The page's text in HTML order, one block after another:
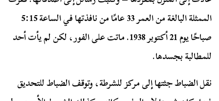
الممثلة البالغة من العمر 33 عامًا من نافذتها في الساعة 5:15
صباحًا يوم 21 أكتوبر 1938. ماتت على الفور، لكن لم يأت أحد
للمطالبة بجسدها.
نقل الضباط جثتها إلى مركز للشرطة، وتوقف الضباط للتحديق